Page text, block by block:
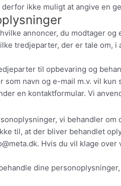
ikke muligt at angive en
annoncer, du modtager
tredjeparter, der er tale om,
til opbevaring og
navn og e-mail m.v. vil
en kontaktformular. Vi
vi behandler
til, at der bliver behandlet
Hvis du vil klage
dine